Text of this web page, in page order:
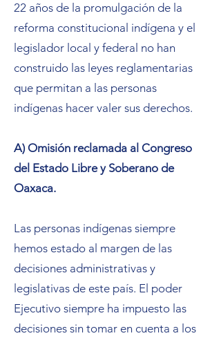
22 años de la promulgación de la
reforma constitucional indígena y el
legislador local y federal no han
construido las leyes reglamentarias
que permitan a las personas
indígenas hacer valer sus derechos.
A) Omisión reclamada al Congreso
del Estado Libre y Soberano de
Oaxaca.
Las personas indígenas siempre
hemos estado al margen de las
decisiones administrativas y
legislativas de este país. El poder
Ejecutivo siempre ha impuesto las
decisiones sin tomar en cuenta a los